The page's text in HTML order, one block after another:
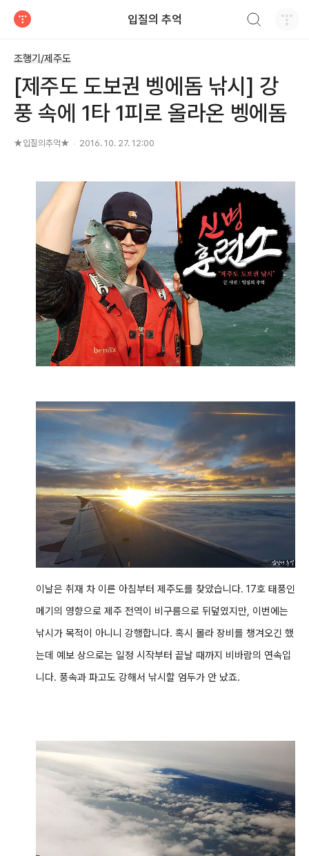
입질의 추억
조행기/제주도
[제주도 도보권 벵에돔 낚시] 강
풍 속에 1타 1피로 올라온 벵에돔
★입질의추억★ 2016. 10. 27. 12:00
이날은 취재 차 이른 아침부터 제주도를 찾았습니다. 17호 태풍인
메기의 영향으로 제주 전역이 비구름으로 뒤덮였지만, 이번에는
낚시가 목적이 아니니 강행합니다. 혹시 몰라 장비를 챙겨오긴 했
는데 예보 상으로는 일정 시작부터 끝날 때까지 비바람의 연속입
니다. 풍속과 파고도 강해서 낚시할 엄두가 안 났죠.